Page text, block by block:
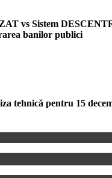
vs Sistem
banilor publici
tehnică pentru 15